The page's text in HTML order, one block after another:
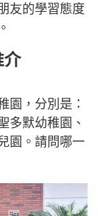
友的學習態度
介
園，分別是：
多默幼稚園、
園。請問哪一